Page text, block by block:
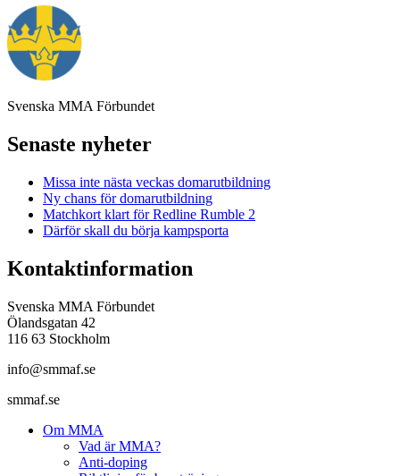
Svenska MMA Förbundet
Senaste nyheter
Missa inte nästa veckas domarutbildning
Ny chans för domarutbildning
Matchkort klart för Redline Rumble 2
Därför skall du börja kampsporta
Kontaktinformation
Svenska MMA Förbundet
Ölandsgatan 42
116 63 Stockholm
info@smmaf.se
smmaf.se
Om MMA
Vad är MMA?
Anti-doping